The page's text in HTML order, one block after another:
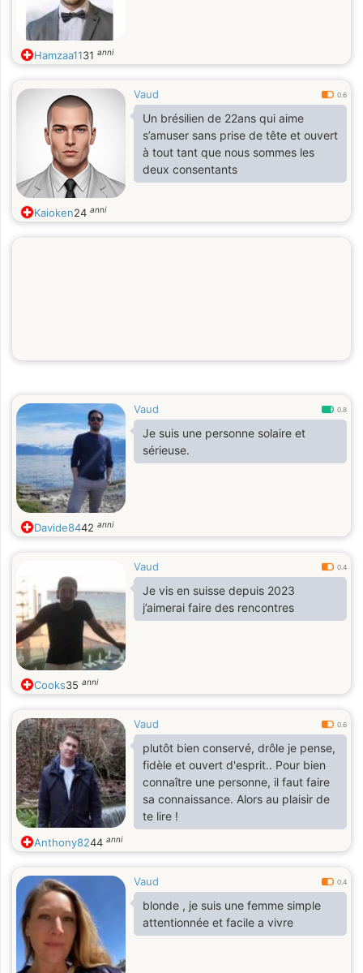
Hamzaa1131 anni
Vaud 0.6
Un brésilien de 22ans qui aime
s’amuser sans prise de tête et ouvert
à tout tant que nous sommes les
deux consentants
Kaioken24 anni
Vaud 0.8
Je suis une personne solaire et
sérieuse.
Davide8442 anni
Vaud 0.4
Je vis en suisse depuis 2023
j’aimerai faire des rencontres
Cooks35 anni
Vaud 0.6
plutôt bien conservé, drôle je pense,
fidèle et ouvert d'esprit.. Pour bien
connaître une personne, il faut faire
sa connaissance. Alors au plaisir de
te lire !
Anthony8244 anni
Vaud 0.4
blonde , je suis une femme simple
attentionnée et facile a vivre